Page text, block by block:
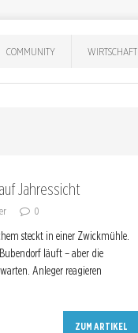
COMMUNITY WIRTSCHAFT
Jahressicht
0
steckt in einer Zwickmühle.
läuft – aber die
Anleger reagieren
ZUM ARTIKEL